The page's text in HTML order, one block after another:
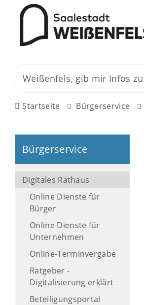
Startseite Bürgerservice
Bürgerservice
Digitales Rathaus
Online Dienste für
Bürger
Online Dienste für
Unternehmen
Online-Terminvergabe
Ratgeber -
Digitalisierung erklärt
Beteiligungsportal